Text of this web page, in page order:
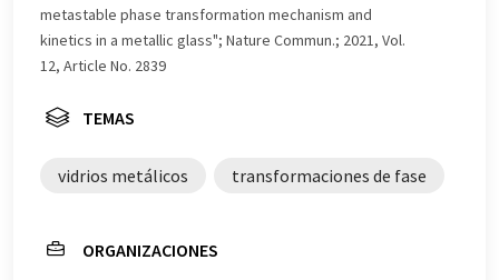
metastable phase transformation mechanism and
kinetics in a metallic glass"; Nature Commun.; 2021, Vol.
12, Article No. 2839
TEMAS
vidrios metálicos transformaciones de fase
ORGANIZACIONES